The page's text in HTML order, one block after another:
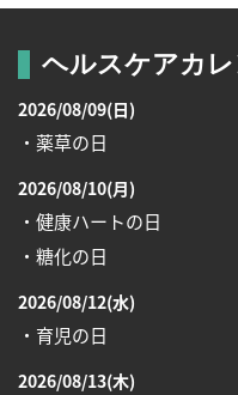
ヘルスケアカ
2026/08/09(日)
・薬草の日
2026/08/10(月)
・健康ハートの日
・糖化の日
2026/08/12(水)
・育児の日
2026/08/13(木)